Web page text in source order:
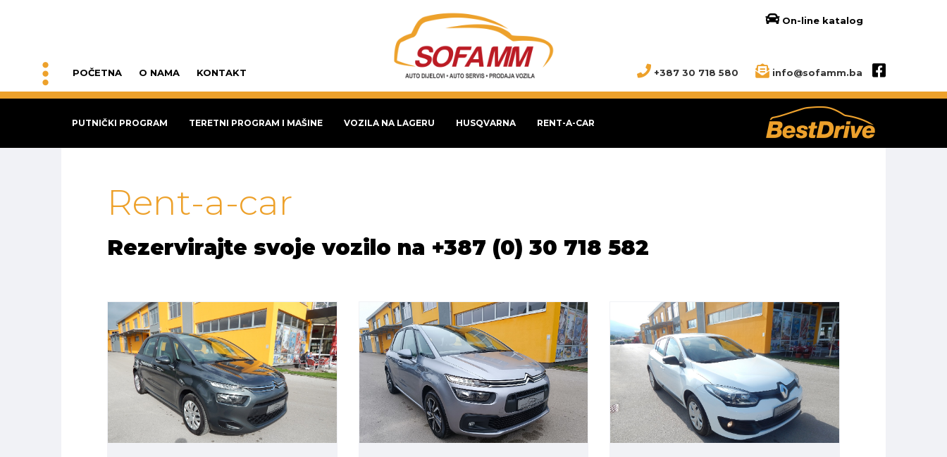
POČETNA O NAMA KONTAKT
On-line katalog
+387 30 718 580 info@sofamm.ba
PUTNIČKI PROGRAM TERETNI PROGRAM I MAŠINE VOZILA NA LAGERU HUSQVARNA RENT-A-CAR
Rent-a-car
Rezervirajte svoje vozilo na +387 (0) 30 718 582